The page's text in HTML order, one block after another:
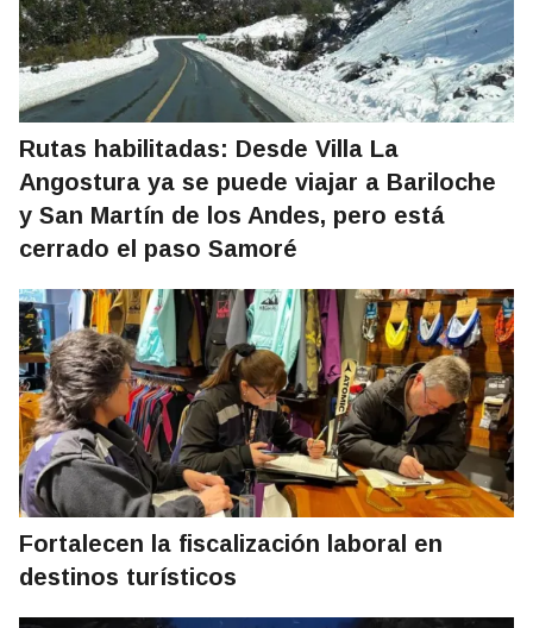
Rutas habilitadas: Desde Villa La
Angostura ya se puede viajar a Bariloche
y San Martín de los Andes, pero está
cerrado el paso Samoré
Fortalecen la fiscalización laboral en
destinos turísticos